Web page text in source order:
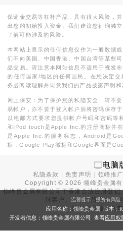
保证金交易等杠杆产品，具有很大风险，
出您的初始投入资金。我们建议您征询独
了解可能涉及的风险。
本网站上显示的任何信息仅作为一般数据
们不向美国、中国香港、中国台湾等某些
品交易。请注意本网站信息不适用于视发
的任何国家/地区的任何居民。在您决定
务必阅读理解并同意我们的产品披露声明和
网上保安：为了保护您的私隐安全，请不
易帐户，亦不要于登入帐户后将密码保存
以电邮方式要求您提供帐户号码和密码
和iPod touch是Apple Inc.的注册商标并
是Apple Inc.的服务标志，Android是
标，Google Play徽标和Google界面是
电脑
私隐条款 |免责声明 领峰推广
Copyright ©2026 领峰贵金属
领峰贵金属有限公司于香港合法注册登记
球客户。本站内所有内容
投资有风险，入
温馨提示：投资有风险
应用名称：领峰贵金属 版本：
开发者信息：领峰贵金属有限公司 查看应用权